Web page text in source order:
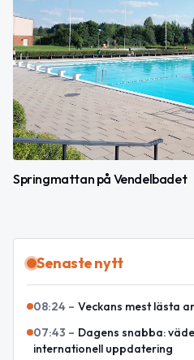
Springmattan på Vendelbadet
Senaste nytt
08:24 – Veckans mest lästa
07:43 – Dagens snabba:
internationell uppdatering